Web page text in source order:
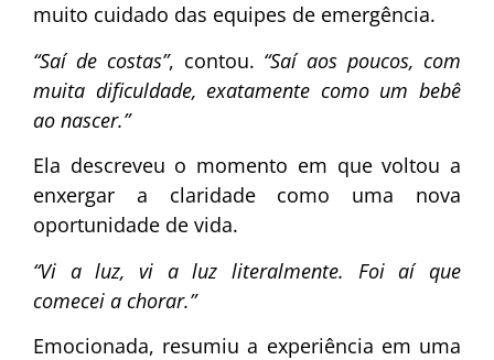
muito cuidado das equipes de emergência.
“Saí de costas”, contou. “Saí aos poucos, com
muita dificuldade, exatamente como um bebê
ao nascer.”
Ela descreveu o momento em que voltou a
enxergar a claridade como uma nova
oportunidade de vida.
“Vi a luz, vi a luz literalmente. Foi aí que
comecei a chorar.”
Emocionada, resumiu a experiência em uma